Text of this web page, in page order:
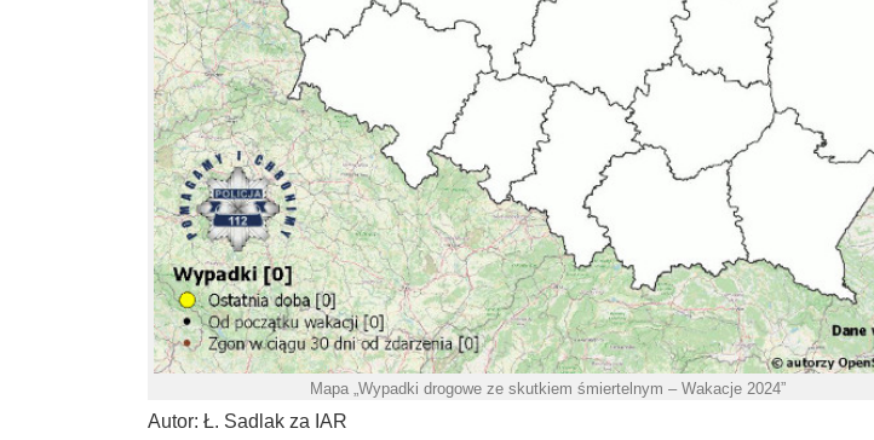
Mapa „Wypadki drogowe ze skutkiem śmiertelnym – Wakacje 2024”
Autor: Ł. Sadlak za IAR